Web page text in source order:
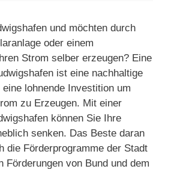
und möchten durch
oder einem
Strom selber erzeugen? Eine
ist eine nachhaltige
lohnende Investition um
zu Erzeugen. Mit einer
können Sie Ihre
senken. Das Beste daran
die Förderprogramme der Stadt
Förderungen von Bund und dem